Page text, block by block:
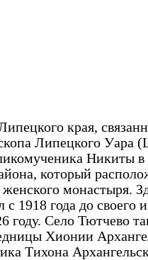
края,
Липецкого Уара
Никиты в
который
женского монастыря.
1918 года до своего
году. Село Тютчево
Хионии
Тихона